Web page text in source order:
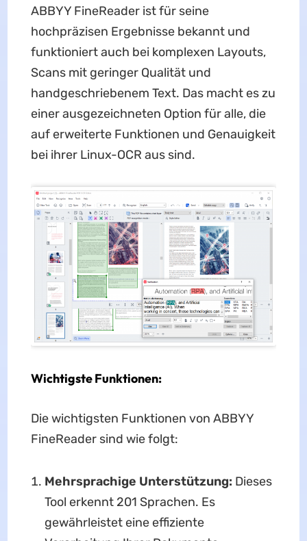
ABBYY FineReader ist für seine
hochpräzisen Ergebnisse bekannt und
funktioniert auch bei komplexen Layouts,
Scans mit geringer Qualität und
handgeschriebenem Text. Das macht es zu
einer ausgezeichneten Option für alle, die
auf erweiterte Funktionen und Genauigkeit
bei ihrer Linux-OCR aus sind.
Wichtigste Funktionen:
Die wichtigsten Funktionen von ABBYY
FineReader sind wie folgt:
Mehrsprachige Unterstützung: Dieses
Tool erkennt 201 Sprachen. Es
gewährleistet eine effiziente